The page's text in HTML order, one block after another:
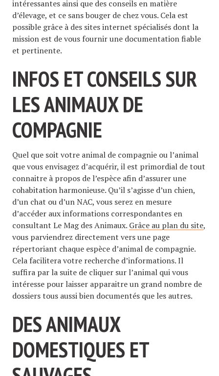
intéressantes ainsi que des conseils en matière
d’élevage, et ce sans bouger de chez vous. Cela est
possible grâce à des sites internet spécialisés dont la
mission est de vous fournir une documentation fiable
et pertinente.
INFOS ET CONSEILS SUR
LES ANIMAUX DE
COMPAGNIE
Quel que soit votre animal de compagnie ou l’animal
que vous envisagez d’acquérir, il est primordial de tout
connaitre à propos de l’espèce afin d’assurer une
cohabitation harmonieuse. Qu’il s’agisse d’un chien,
d’un chat ou d’un NAC, vous serez en mesure
d’accéder aux informations correspondantes en
consultant Le Mag des Animaux. Grâce au plan du site,
vous parviendrez directement vers une page
répertoriant chaque espèce d’animal de compagnie.
Cela facilitera votre recherche d’informations. Il
suffira par la suite de cliquer sur l’animal qui vous
intéresse pour laisser apparaitre un grand nombre de
dossiers tous aussi bien documentés que les autres.
DES ANIMAUX
DOMESTIQUES ET